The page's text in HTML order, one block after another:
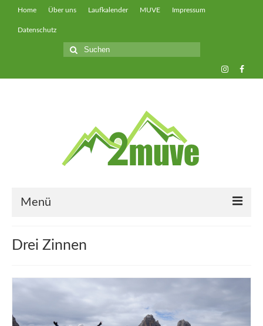
Home Über uns Laufkalender MUVE Impressum
Datenschutz
Suche
nach:
Menü
Drei Zinnen